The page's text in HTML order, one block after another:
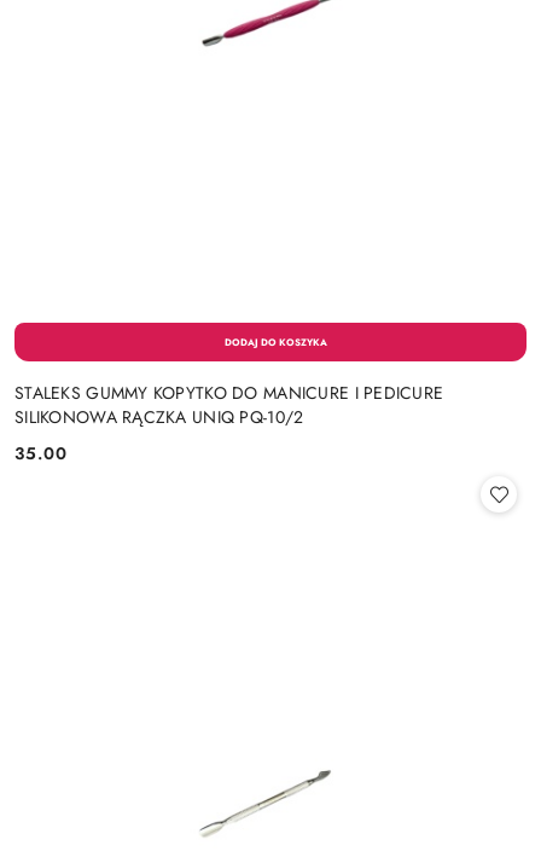
STALEKS GUMMY KOPYTKO DO MANICURE I PEDICURE
SILIKONOWA RĄCZKA UNIQ PQ-10/2
Cena:
35.00